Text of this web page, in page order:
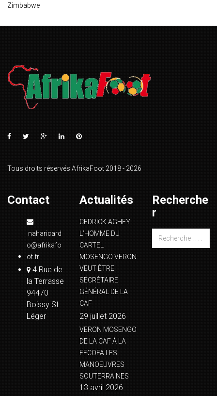
Zimbabwe
Tous droits réservés AfrikaFoot 2018 - 2026
Contact
naharicard
o@afrikafo
ot.fr
4 Rue de
la Terrasse
94470
Boissy St
Léger
Actualités
CEDRICK AGHEY
L’HOMME DU
CARTEL
MOSENGO VERON
VEUT ÊTRE
SÉCRÉTAIRE
GÉNÉRAL DE LA
CAF
29 juillet 2026
VERON MOSENGO
DE LA CAF À LA
FECOFA LES
MANOEUVRES
SOUTERRAINES
13 avril 2026
Recherche
r